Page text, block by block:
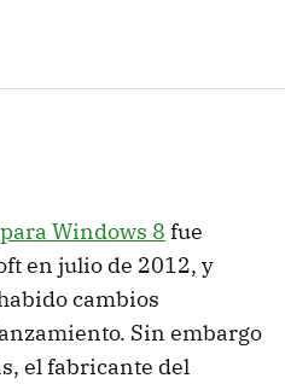
Windows 8 fue
en julio de 2012, y
cambios
Sin embargo
el fabricante del